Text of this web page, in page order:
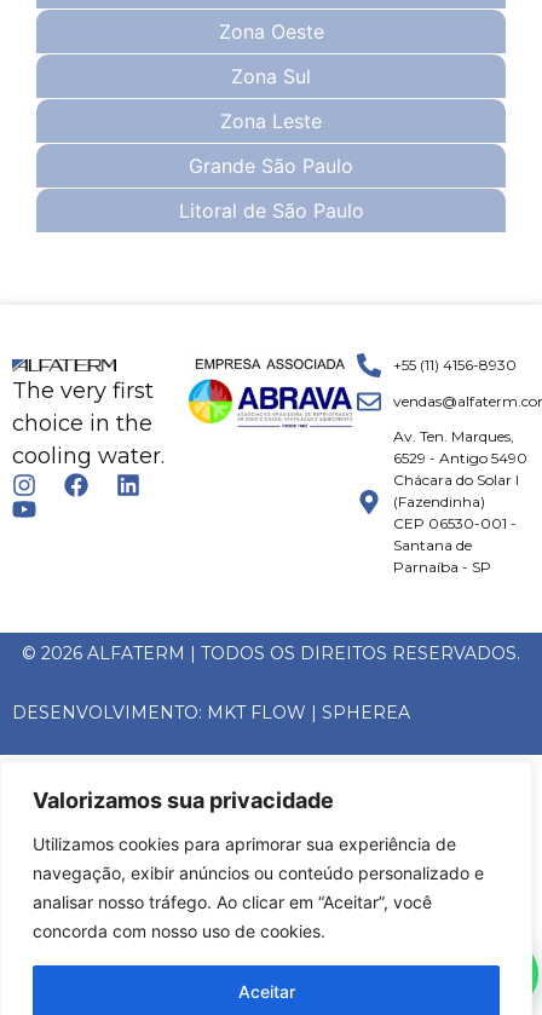
Valorizamos sua privacidade
Utilizamos cookies para aprimorar sua experiência de
navegação, exibir anúncios ou conteúdo personalizado e
analisar nosso tráfego. Ao clicar em “Aceitar”, você
concorda com nosso uso de cookies.
Aceitar
Zona Oeste
Zona Sul
Zona Leste
Grande São Paulo
Litoral de São Paulo
The very first
choice in the
cooling water.
+55 (11) 4156-8930
Av. Ten. Marques,
6529 - Antigo 5490
Chácara do Solar I
(Fazendinha)
CEP 06530-001 -
Santana de
Parnaíba - SP
© 2026 ALFATERM | TODOS OS DIREITOS RESERVADOS.
DESENVOLVIMENTO: MKT FLOW | SPHEREA